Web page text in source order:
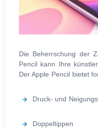
Die Beherrschung der
Pencil kann Ihre
Der Apple Pencil bietet
Druck- und
Doppeltippen